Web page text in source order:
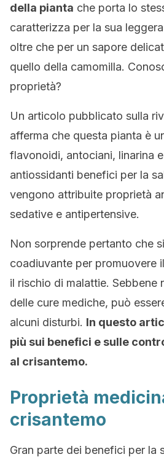
della pianta che porta lo
caratterizza per la sua
oltre che per un sapore
quello della camomilla.
proprietà?
Un articolo pubblicato sulla
afferma che questa pianta è
flavonoidi, antociani, linarina
antiossidanti benefici per la
vengono attribuite proprietà
sedative e antipertensive.
Non sorprende pertanto che
coadiuvante per promuovere
il rischio di malattie. Sebbene
delle cure mediche, può
alcuni disturbi. In questo
più sui benefici e sulle
al crisantemo.
Proprietà
crisantemo
Gran parte dei benefici per la